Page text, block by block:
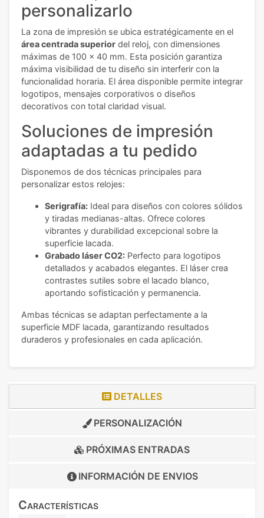
personalizarlo
La zona de impresión se ubica estratégicamente en el
área centrada superior del reloj, con dimensiones
máximas de 100 x 40 mm. Esta posición garantiza
máxima visibilidad de tu diseño sin interferir con la
funcionalidad horaria. El área disponible permite integrar
logotipos, mensajes corporativos o diseños
decorativos con total claridad visual.
Soluciones de impresión
adaptadas a tu pedido
Disponemos de dos técnicas principales para
personalizar estos relojes:
Serigrafía: Ideal para diseños con colores sólidos
y tiradas medianas-altas. Ofrece colores
vibrantes y durabilidad excepcional sobre la
superficie lacada.
Grabado láser CO2: Perfecto para logotipos
detallados y acabados elegantes. El láser crea
contrastes sutiles sobre el lacado blanco,
aportando sofisticación y permanencia.
Ambas técnicas se adaptan perfectamente a la
superficie MDF lacada, garantizando resultados
duraderos y profesionales en cada aplicación.
DETALLES
PERSONALIZACIÓN
PRÓXIMAS ENTRADAS
INFORMACIÓN DE ENVIOS
Características